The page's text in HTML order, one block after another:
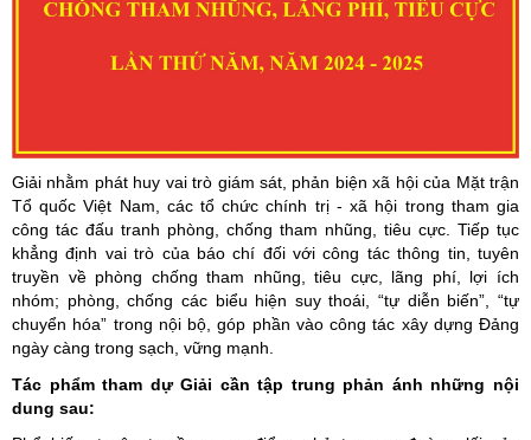
Giải nhằm phát huy vai trò giám sát, phản biện xã hội của Mặt trận
Tổ quốc Việt Nam, các tổ chức chính trị - xã hội trong tham gia
công tác đấu tranh phòng, chống tham nhũng, tiêu cực. Tiếp tục
khẳng định vai trò của báo chí đối với công tác thông tin, tuyên
truyền về phòng chống tham nhũng, tiêu cực, lãng phí, lợi ích
nhóm; phòng, chống các biểu hiện suy thoái, “tự diễn biến”, “tự
chuyển hóa” trong nội bộ, góp phần vào công tác xây dựng Đảng
ngày càng trong sạch, vững mạnh.
Tác phẩm tham dự Giải cần tập trung phản ánh những nội
dung sau: